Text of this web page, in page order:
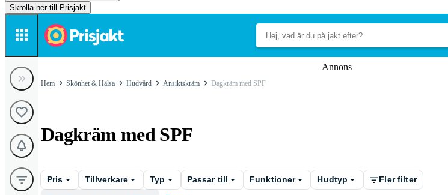
Skrolla ner till Prisjakt
Annons
Hem Skönhet & Hälsa Hudvård Ansiktskräm Dagkräm med SPF
Dagkräm med SPF
Pris Tillverkare Typ Passar till Funktioner Hudtyp
Fler filter